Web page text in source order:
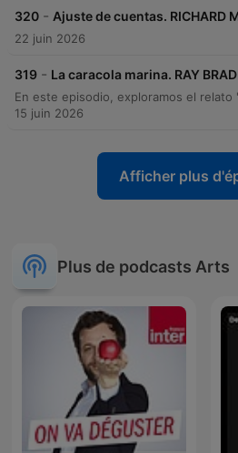
320 - Ajuste de cuentas. RICHARD
22 juin 2026
319 - La caracola marina. RAY
15 juin 2026
Afficher plus
Plus de podcasts Arts